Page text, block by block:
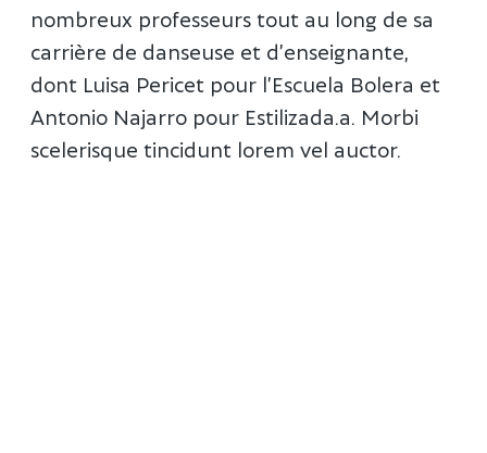
nombreux professeurs tout au long de sa
carrière de danseuse et d’enseignante,
dont Luisa Pericet pour l’Escuela Bolera et
Antonio Najarro pour Estilizada.a. Morbi
scelerisque tincidunt lorem vel auctor.